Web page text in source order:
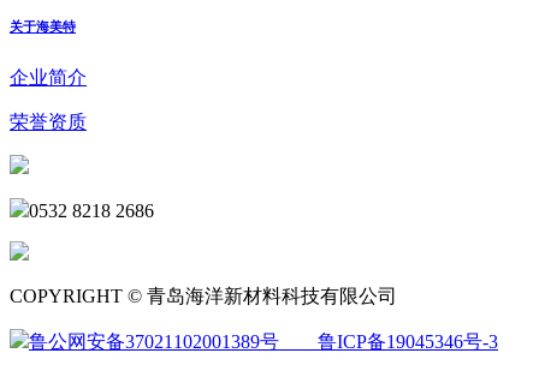
关于海美特
企业简介
荣誉资质
0532 8218 2686
COPYRIGHT © 青岛海洋新材料科技有限公司
鲁公网安备37021102001389号 鲁ICP备19045346号-3